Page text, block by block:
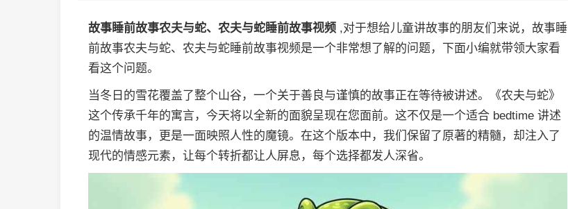
故事睡前故事农夫与蛇、农夫与蛇睡前故事视频 ,对于想给儿童讲故事的朋友们来说，故事睡
前故事农夫与蛇、农夫与蛇睡前故事视频是一个非常想了解的问题，下面小编就带领大家看
看这个问题。
当冬日的雪花覆盖了整个山谷，一个关于善良与谨慎的故事正在等待被讲述。《农夫与蛇》
这个传承千年的寓言，今天将以全新的面貌呈现在您面前。这不仅是一个适合 bedtime 讲述
的温情故事，更是一面映照人性的魔镜。在这个版本中，我们保留了原著的精髓，却注入了
现代的情感元素，让每个转折都让人屏息，每个选择都发人深省。